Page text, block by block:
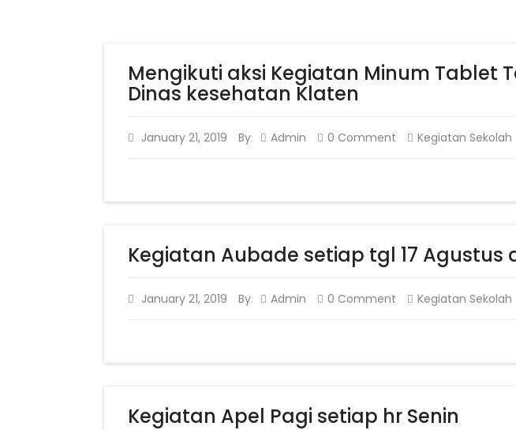
Mengikuti aksi Kegiatan Minum Tablet
Dinas kesehatan Klaten
January 21, 2019 By: Admin 0 Comment Kegiatan Sekolah
Kegiatan Aubade setiap tgl 17
January 21, 2019 By: Admin 0 Comment Kegiatan Sekolah
Kegiatan Apel Pagi setiap hr Senin